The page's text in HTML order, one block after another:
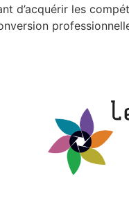
d’acquérir les